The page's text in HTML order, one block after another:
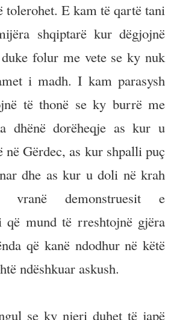
tolerohet. E kam të qartë tani
shqiptarë kur dëgjojnë
folur me vete se ky nuk
i madh. I kam parasysh
të thonë se ky burrë me
dhënë dorëheqje as kur u
në Gërdec, as kur shpalli puç
dhe as kur u doli në krah
vranë demonstruesit e
që mund të rreshtojnë gjëra
që kanë ndodhur në këtë
ndëshkuar askush.
se ky njeri duhet të japë